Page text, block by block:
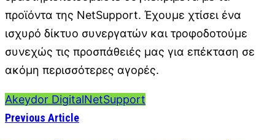
προϊόντα της NetSupport. Έχουμε χτίσει ένα
ισχυρό δίκτυο συνεργατών και τροφοδοτούμε
συνεχώς τις προσπάθειές μας για επέκταση σε
ακόμη περισσότερες αγορές.
Akeydor DigitalNetSupport
Previous Article